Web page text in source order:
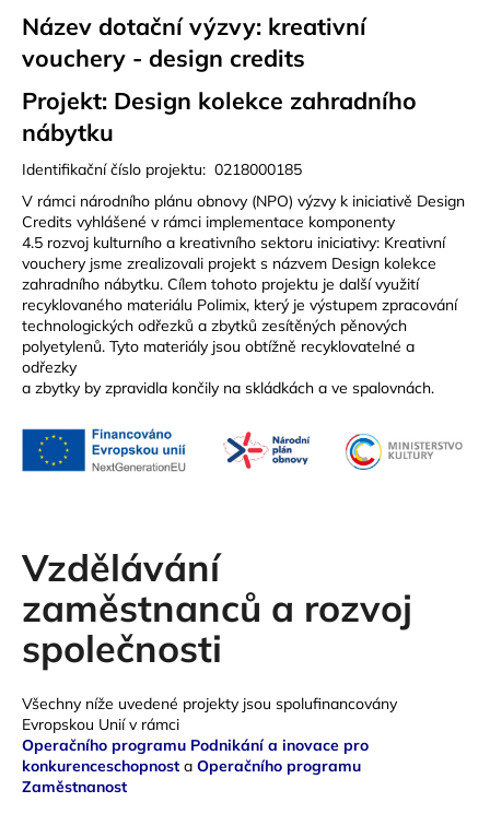
Název dotační výzvy: kreativní
vouchery - design credits
Projekt: Design kolekce zahradního
nábytku
Identifikační číslo projektu: 0218000185
V rámci národního plánu obnovy (NPO) výzvy k iniciativě Design
Credits vyhlášené v rámci implementace komponenty
4.5 rozvoj kulturního a kreativního sektoru iniciativy: Kreativní
vouchery jsme zrealizovali projekt s názvem Design kolekce
zahradního nábytku. Cílem tohoto projektu je další využití
recyklovaného materiálu Polimix, který je výstupem zpracování
technologických odřezků a zbytků zesítěných pěnových
polyetylenů. Tyto materiály jsou obtížně recyklovatelné a
odřezky
a zbytky by zpravidla končily na skládkách a ve spalovnách.
Vzdělávání
zaměstnanců a rozvoj
společnosti
Všechny níže uvedené projekty jsou spolufinancovány
Evropskou Unií v rámci
Operačního programu Podnikání a inovace pro
konkurenceschopnost a Operačního programu
Zaměstnanost